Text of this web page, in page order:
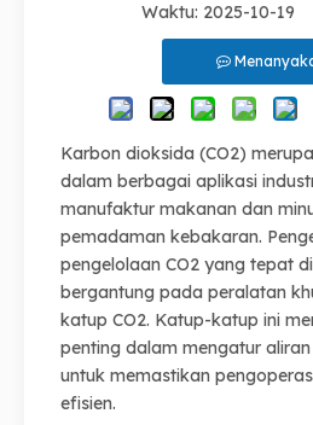
Waktu: 2025-10-
Karbon dioksida (CO2)
dalam berbagai aplikasi
manufaktur makanan dan
pemadaman kebakaran.
pengelolaan CO2 yang tepat
bergantung pada peralatan
katup CO2. Katup-katup ini
penting dalam mengatur
untuk memastikan
efisien.